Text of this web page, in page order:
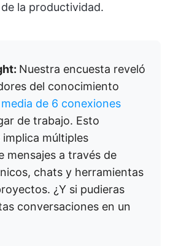
la productividad.
Nuestra encuesta reveló
del conocimiento
de 6 conexiones
de trabajo. Esto
múltiples
mensajes a través de
chats y herramientas
¿Y si pudieras
conversaciones en un